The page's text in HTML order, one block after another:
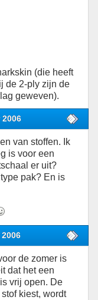
(die heeft
de 2-ply zijn de
geweven).
van stoffen. Ik
is voor een
er uit?
pak? En is
de zomer is
dat het een
vrij open. De
kiest, wordt